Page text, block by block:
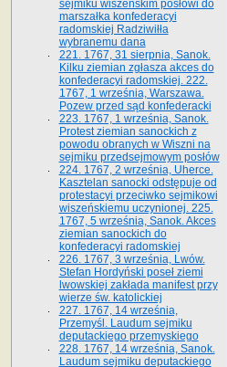
sejmiku wiszeńskim posłowi do
marszałka konfe­deracyi
radomskiej Radziwiłła
wybranemu dana
221. 1767, 31 sierpnia, Sanok.
Kilku ziemian zgłasza akces do
konfederacyi radomskiej. 222.
1767, 1 września, Warszawa.
Pozew przed sąd konfederacki
223. 1767, 1 września, Sanok.
Protest ziemian sanockich z
powodu obranych w Wiszni na
sejmiku przedsejmo­wym posłów
224. 1767, 2 września, Uherce.
Kasztelan sanocki odstępuje od
protestacyi przeciwko sejmikowi
wiszeńskiemu uczynionej. 225.
1767, 5 września, Sanok. Akces
ziemian sanockich do
konfederacyi radomskiej
226. 1767, 3 września, Lwów.
Stefan Hordyński poseł ziemi
lwowskiej zakłada manifest przy
wierze św. ka­tolickiej
227. 1767, 14 września,
Przemyśl. Laudum sejmiku
deputackiego przemyskiego
228. 1767, 14 września, Sanok.
Laudum sejmiku deputackiego